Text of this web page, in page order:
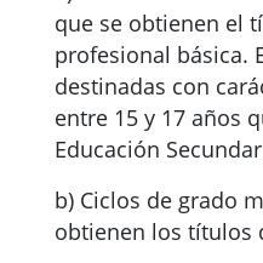
que se obtienen el
profesional básica.
destinadas con
entre 15 y 17 años
Educación
b) Ciclos de grado
obtienen los títulos